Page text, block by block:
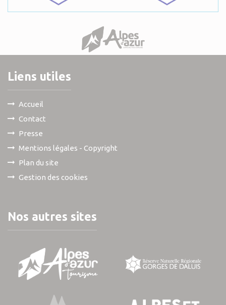
Liens utiles
Accueil
Contact
Presse
Mentions légales - Copyright
Plan du site
Gestion des cookies
Nos autres sites